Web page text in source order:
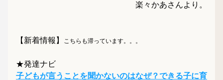
楽々かあさんより 。
【新着情報】 こちらも滞っています。。。
★発達ナビ
子どもが言うことを聞かないのはなぜ？できる子に育